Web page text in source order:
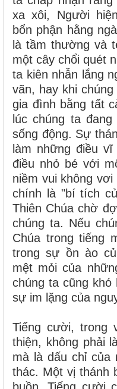
xa xôi, Người
bổn phận hằng
là tầm thường và
một cây chổi quét
ta kiên nhẫn lắng
vãn, hay khi
gia đình bằng tất
lúc chúng ta
sống động. Sự
làm những điều
điều nhỏ bé với
niềm vui không
chính là "bí tích
Thiên Chúa chờ
chúng ta. Nếu
Chúa trong tiếng
trong sự ồn ào
mệt mỏi của
chúng ta cũng
sự im lặng của
Tiếng cười, trong
thiện, không phải
mà là dấu chỉ
thác. Một vị thánh